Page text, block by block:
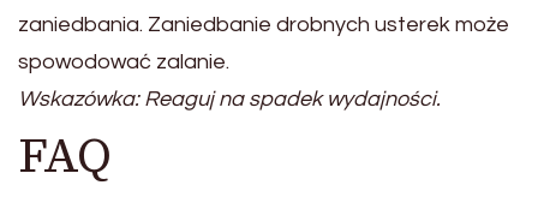
zaniedbania. Zaniedbanie drobnych usterek może
spowodować zalanie.
Wskazówka: Reaguj na spadek wydajności.
FAQ